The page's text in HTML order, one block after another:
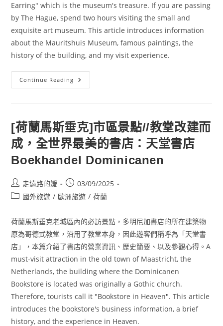
Earring" which is the museum's treasure. If you are passing
by The Hague, spend two hours visiting the small and
exquisite art museum. This article introduces information
about the Mauritshuis Museum, famous paintings, the
history of the building, and my visit experience.
Continue Reading [荷
蘭
景
點//
莫
瑞
泰
斯
皇
美
術
館
Mauritshuis，
荷
蘭
黃
金
時
期
畫
作
（鎮
館
之
寶：
珍
[荷蘭馬斯垂克]市區景點//教堂改建而
成，全世界最美的書店：天堂書店
Boekhandel Dominicanen
Post
author:
走遠路的媛
Post
published:
03/09/2025
Post國外旅遊 / 歐洲旅遊 / 荷蘭
荷蘭馬斯垂克老城區內的必訪景點，多明尼加書店的所在建築物
原為哥德式教堂，沿用了教堂本身，因此遊客們稱呼為「天堂書
店」，本篇介紹了書店的營業資訊、歷史簡要、以及參觀心得。A
must-visit attraction in the old town of Maastricht, the
Netherlands, the building where the Dominicanen
Bookstore is located was originally a Gothic church.
Therefore, tourists call it "Bookstore in Heaven". This article
introduces the bookstore's business information, a brief
history, and the experience in Heaven.